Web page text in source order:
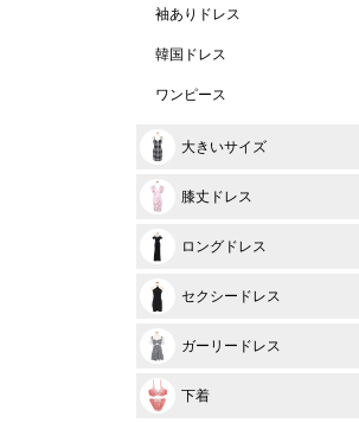
袖ありドレス
韓国ドレス
ワンピース
大きいサイズ
膝丈ドレス
ロングドレス
セクシードレス
ガーリードレス
下着